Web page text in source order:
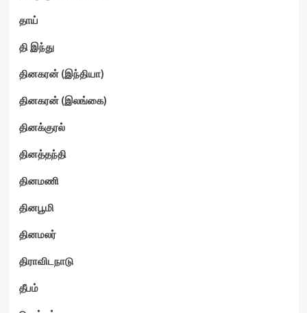
தாய்
தி இந்து
தினகரன் (இந்தியா)
தினகரன் (இலங்கை)
தினக்குரல்
தினத்தந்தி
தினமணி
தினபூமி
தினமலர்
திராவிடநாடு
தீபம்